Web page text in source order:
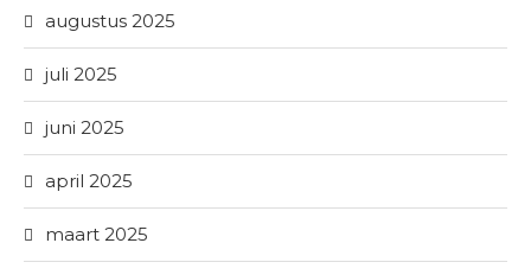
augustus 2025
juli 2025
juni 2025
april 2025
maart 2025